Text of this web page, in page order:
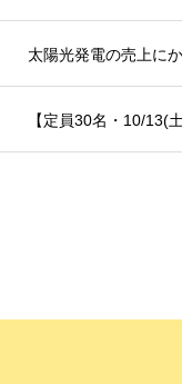
太陽光発電の売上に
【定員30名・10/13(